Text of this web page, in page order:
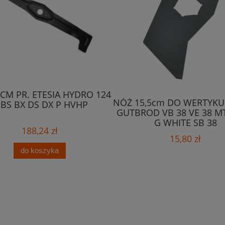
PR. ETESIA HYDRO 124
BX DS DX P HVHP
188,24 zł
do koszyka
NÓŻ 15,5cm DO
GUTBROD VB 38 VE 38
G WHITE SB 38
15,80 zł